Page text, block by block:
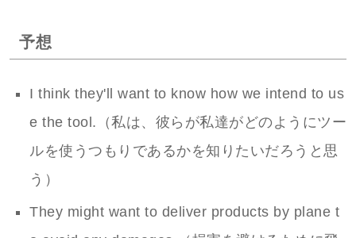
予想
I think they'll want to know how we intend to us
e the tool.（私は、彼らが私達がどのようにツー
ルを使うつもりであるかを知りたいだろうと思
う）
They might want to deliver products by plane t